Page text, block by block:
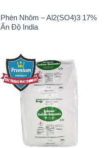
Phèn Nhôm – Al2(SO4)3 17%
Ấn Độ India